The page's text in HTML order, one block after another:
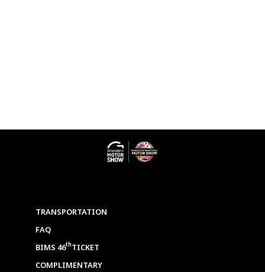
TRANSPORTATION
FAQ
BIMS 46thTICKET
COMPLIMENTARY